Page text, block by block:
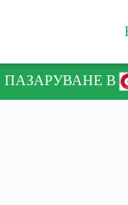
ПАЗАРУВАНЕ В